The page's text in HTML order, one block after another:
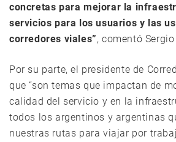
concretas para mejorar la
servicios para los usuarios y las
corredores viales”, comentó
Por su parte, el presidente de
que “son temas que impactan de
calidad del servicio y en la
todos los argentinos y argentinas
nuestras rutas para viajar por